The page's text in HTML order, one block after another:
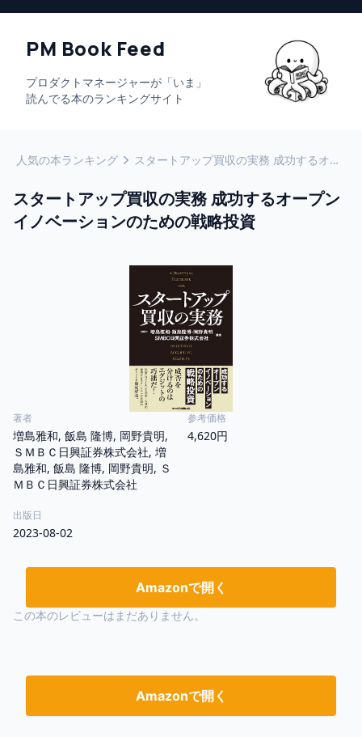
PM Book Feed
プロダクトマネージャーが「いま」
読んでる本のランキングサイト
人気の本ランキング スタートアップ買収の実務 成功するオープンイノベーションのための戦略投資
スタートアップ買収の実務 成功するオープン
イノベーションのための戦略投資
著者
増島雅和, 飯島 隆博, 岡野貴明,
ＳＭＢＣ日興証券株式会社, 増
島雅和, 飯島 隆博, 岡野貴明, Ｓ
ＭＢＣ日興証券株式会社
参考価格
4,620円
出版日
2023-08-02
Amazonで開く
この本のレビューはまだありません。
Amazonで開く